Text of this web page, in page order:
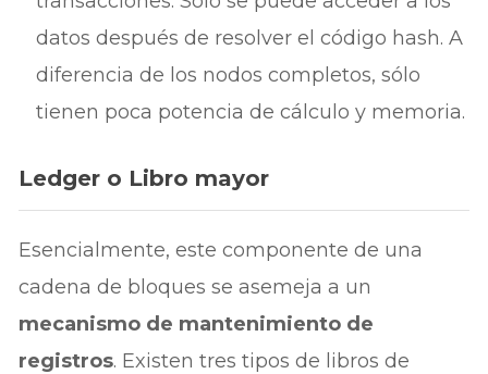
datos después de resolver el código hash. A
diferencia de los nodos completos, sólo
tienen poca potencia de cálculo y memoria.
Ledger o Libro mayor
Esencialmente, este componente de una
cadena de bloques se asemeja a un
mecanismo de mantenimiento de
registros. Existen tres tipos de libros de